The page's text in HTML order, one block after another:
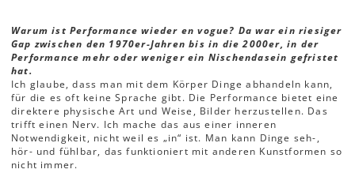
Warum ist Performance wieder en vogue? Da war ein riesiger
Gap zwischen den 1970er-Jahren bis in die 2000er, in der
Performance mehr oder weniger ein Nischendasein gefristet
hat.
Ich glaube, dass man mit dem Körper Dinge abhandeln kann,
für die es oft keine Sprache gibt. Die Performance bietet eine
direktere physische Art und Weise, Bilder herzustellen. Das
trifft einen Nerv. Ich mache das aus einer inneren
Notwendigkeit, nicht weil es „in“ ist. Man kann Dinge seh-,
hör- und fühlbar, das funktioniert mit anderen Kunstformen so
nicht immer.